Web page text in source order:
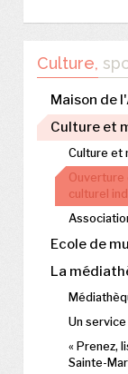
Culture,
Maison de
Culture et
Culture et
Ouverture
culturel
Ecole de
La
Un
« Prenez,
Sainte-